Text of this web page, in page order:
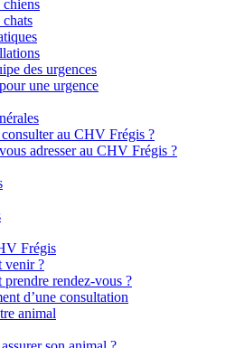
chiens
des urgences
une urgence
au CHV Frégis ?
adresser au CHV Frégis ?
Frégis
venir ?
prendre rendez-vous ?
d’une consultation
animal